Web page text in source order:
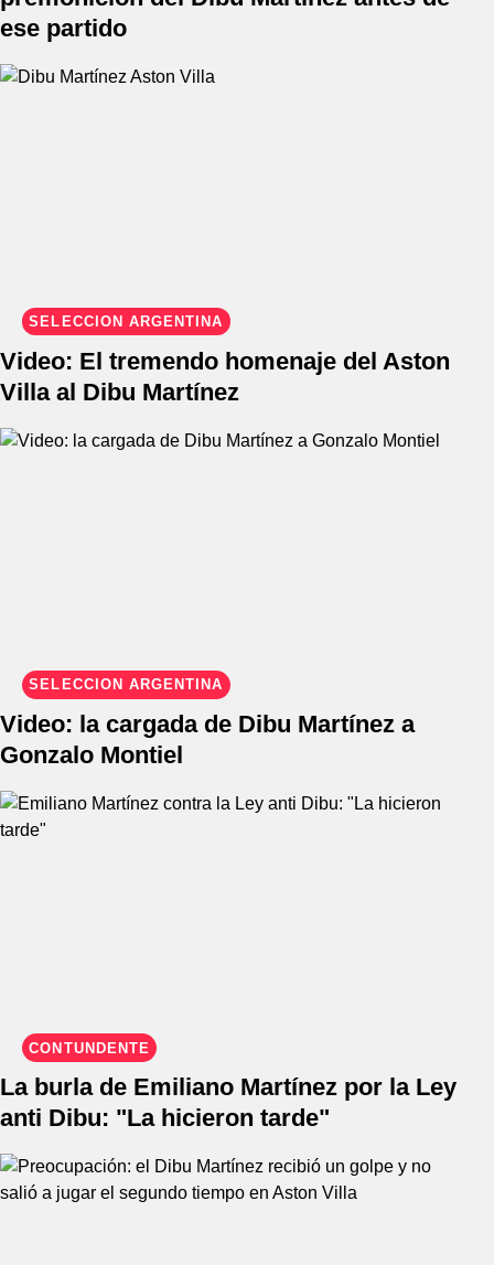
ese partido
SELECCIÓN ARGENTINA
Video: El tremendo homenaje del Aston
Villa al Dibu Martínez
SELECCIÓN ARGENTINA
Video: la cargada de Dibu Martínez a
Gonzalo Montiel
CONTUNDENTE
La burla de Emiliano Martínez por la Ley
anti Dibu: "La hicieron tarde"